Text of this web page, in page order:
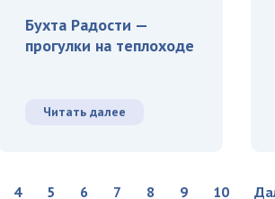
Бухта Радости —
прогулки на теплоходе
Читать далее
4 5 6 7 8 9 10